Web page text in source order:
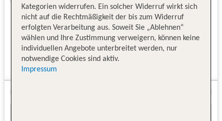
Kategorien widerrufen. Ein solcher Widerruf wirkt sich
nicht auf die Rechtmäßigkeit der bis zum Widerruf
erfolgten Verarbeitung aus. Soweit Sie „Ablehnen“
wählen und Ihre Zustimmung verweigern, können keine
individuellen Angebote unterbreitet werden, nur
notwendige Cookies sind aktiv.
Impressum